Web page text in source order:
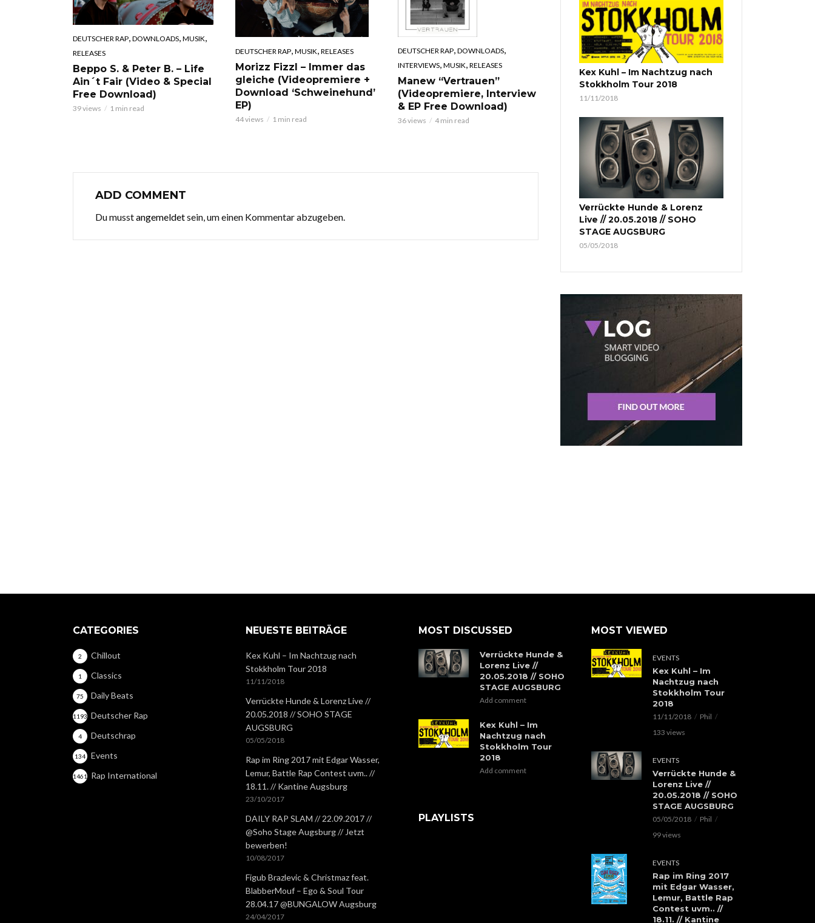
DEUTSCHER RAP DOWNLOADS MUSIK
RELEASES
Beppo S. & Peter B. – Life
Ain´t Fair (Video & Special
Free Download)
39 views 1 min read
DEUTSCHER RAP, MUSIK RELEASES
Morizz Fizzl – Immer das
gleiche (Videopremiere +
Download ‘Schweinehund’
EP)
44 views 1 min read
DEUTSCHER RAP, DOWNLOADS,
INTERVIEWS, MUSIK, RELEASES
Manew “Vertrauen”
(Videopremiere, Interview
& EP Free Download)
36 views 4 min read
ADD COMMENT
Du musstangemeldetsein, um einen Kommentar abzugeben.
Kex Kuhl – Im Nachtzug nach
Stokkholm Tour 2018
11/11/2018
Verrückte Hunde & Lorenz
Live // 20.05.2018 // SOHO
STAGE AUGSBURG
05/05/2018
CATEGORIES
Chillout
2
Classics
1
Daily Beats
75
Deutscher Rap
1193
Deutschrap
4
Events
134
Rap International
1461
NEUESTE BEITRÄGE
Kex Kuhl – Im Nachtzug nach
Stokkholm Tour 2018
11/11/2018
Verrückte Hunde & Lorenz Live //
20.05.2018 // SOHO STAGE
AUGSBURG
05/05/2018
Rap im Ring 2017 mit Edgar Wasser,
Lemur, Battle Rap Contest uvm.. //
18.11. // Kantine Augsburg
23/10/2017
DAILY RAP SLAM // 22.09.2017 //
@Soho Stage Augsburg // Jetzt
bewerben!
10/08/2017
Figub Brazlevic & Christmaz feat.
BlabberMouf – Ego & Soul Tour
28.04.17 @BUNGALOW Augsburg
24/04/2017
MOST DISCUSSED
Verrückte Hunde &
Lorenz Live //
20.05.2018 // SOHO
STAGE AUGSBURG
Add comment
Kex Kuhl – Im
Nachtzug nach
Stokkholm Tour
2018
Add comment
PLAYLISTS
MOST VIEWED
EVENTS
Kex Kuhl – Im
Nachtzug nach
Stokkholm Tour
2018
11/11/2018
Phil
133 views
EVENTS
Verrückte Hunde &
Lorenz Live //
20.05.2018 // SOHO
STAGE AUGSBURG
05/05/2018
Phil
99 views
EVENTS
Rap im Ring 2017
mit Edgar Wasser,
Lemur, Battle Rap
Contest uvm.. //
18.11. // Kantine